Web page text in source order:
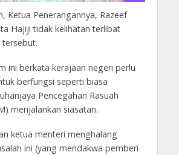
Ketua Penerangannya, Razeef
Hajiji tidak kelihatan terlibat
ini berkata kerajaan negeri perlu
berfungsi seperti biasa
Pencegahan Rasuah
menjalankan siasatan.
ketua menteri menghalang
ini (yang mendakwa pemberi